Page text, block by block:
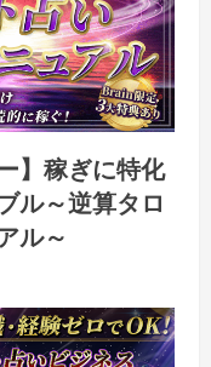
】稼ぎに特化
ル～逆算タロ
ル～